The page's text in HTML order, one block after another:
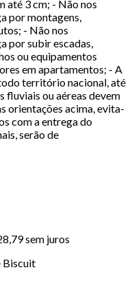
até 3 cm; - Não nos
por montagens,
- Não nos
por subir escadas,
ou equipamentos
em apartamentos; - A
território nacional, até
fluviais ou aéreas devem
orientações acima, evita-
com a entrega do
serão de
sem juros
Biscuit